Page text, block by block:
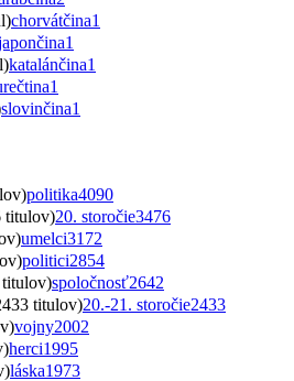
chorvátčina1
1
katalánčina1
1
slovinčina1
politika4090
titulov)20. storočie3476
umelci3172
politici2854
titulov)spoločnosť2642
titulov)20.-21. storočie2433
vojny2002
herci1995
láska1973